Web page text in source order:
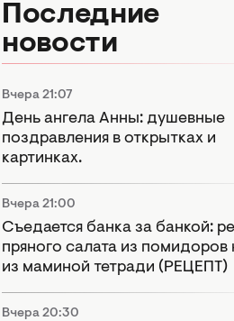
Последние
новости
Вчера 21:07
День ангела Анны: душевные
поздравления в открытках и
картинках.
Вчера 21:00
Съедается банка за банкой:
пряного салата из помидоров
из маминой тетради (РЕЦЕПТ)
Вчера 20:30